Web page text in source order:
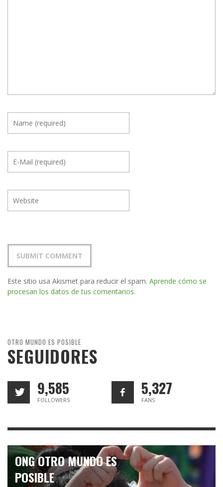
Este sitio usa Akismet para reducir el spam. Aprende cómo se
procesan los datos de tus comentarios.
OTRO MUNDO ES POSIBLE
SEGUIDORES
9,585
FOLLOWERS
5,327
FANS
ONG OTRO MUNDO ES
POSIBLE